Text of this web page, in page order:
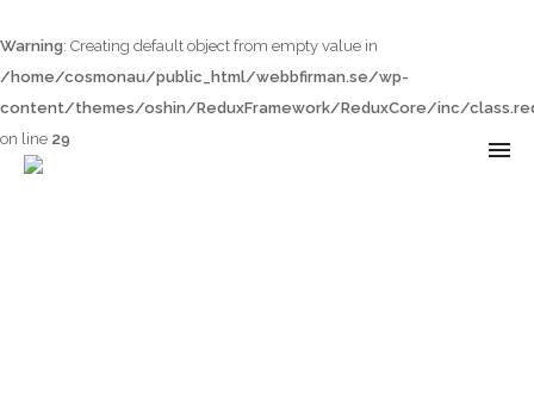
Warning: Creating default object from empty value in
/home/cosmonau/public_html/webbfirman.se/wp-
content/themes/oshin/ReduxFramework/ReduxCore/inc/
on line 29